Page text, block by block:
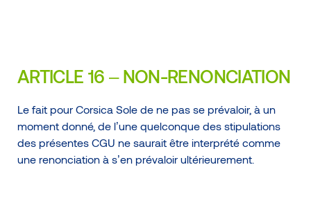
ARTICLE 16 – NON-RENONCIATION
Le fait pour Corsica Sole de ne pas se prévaloir, à un
moment donné, de l’une quelconque des stipulations
des présentes CGU ne saurait être interprété comme
une renonciation à s’en prévaloir ultérieurement.